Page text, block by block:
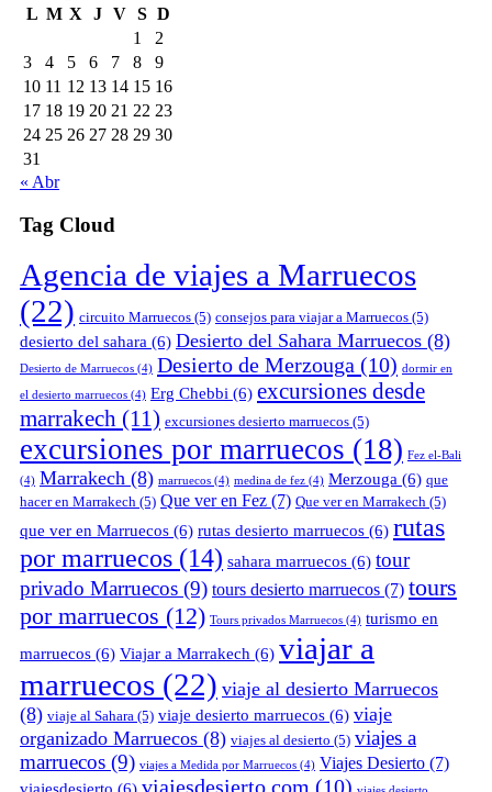
L M X J V S D
1
2
3
4 5 6 7 8
9
10 11 12 13 14 15 16
17 18 19 20 21 22 23
24 25 26 27 28 29 30
31
« Abr
Tag Cloud
Agencia de viajes a Marruecos
(22) circuito Marruecos (5) consejos para viajar a Marruecos (5)
desierto del sahara (6) Desierto del Sahara Marruecos (8)
Desierto de Marruecos (4) Desierto de Merzouga (10) dormir en
el desierto marruecos (4) Erg Chebbi (6) excursiones desde
marrakech (11) excursiones desierto marruecos (5)
excursiones por marruecos (18) Fez el-Bali
(4) Marrakech (8) marruecos (4) medina de fez (4) Merzouga (6) que
hacer en Marrakech (5) Que ver en Fez (7) Que ver en Marrakech (5)
que ver en Marruecos (6) rutas desierto marruecos (6) rutas
por marruecos (14) sahara marruecos (6) tour
privado Marruecos (9) tours desierto marruecos (7) tours
por marruecos (12) Tours privados Marruecos (4) turismo en
marruecos (6) Viajar a Marrakech (6) viajar a
marruecos (22) viaje al desierto Marruecos
(8) viaje al Sahara (5) viaje desierto marruecos (6) viaje
organizado Marruecos (8) viajes al desierto (5) viajes a
marruecos (9) viajes a Medida por Marruecos (4) Viajes Desierto (7)
viajesdesierto.com (10)